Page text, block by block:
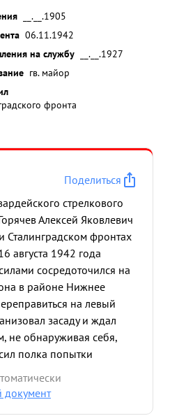
__.__.1905
06.11.1942
на службу
__.__.1927
гв. майор
фронта
Поделиться
стрелкового
Алексей Яковлевич
Сталинградском фронтах
августа 1942 года
сосредоточился на
в районе Нижнее
на левый
засаду и ждал
не обнаруживая себя,
полка попытки
на левый берег были
15 танков и
документ